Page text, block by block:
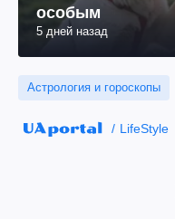
особым
5 дней назад
Астрология и гороскопы
LifeStyle